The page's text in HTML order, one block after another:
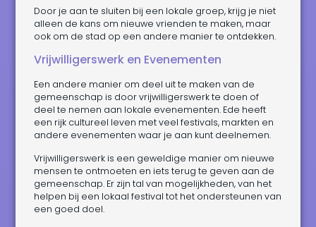
Door je aan te sluiten bij een lokale groep, krijg je niet
alleen de kans om nieuwe vrienden te maken, maar
ook om de stad op een andere manier te ontdekken.
Vrijwilligerswerk en Evenementen
Een andere manier om deel uit te maken van de
gemeenschap is door vrijwilligerswerk te doen of
deel te nemen aan lokale evenementen. Ede heeft
een rijk cultureel leven met veel festivals, markten en
andere evenementen waar je aan kunt deelnemen.
Vrijwilligerswerk is een geweldige manier om nieuwe
mensen te ontmoeten en iets terug te geven aan de
gemeenschap. Er zijn tal van mogelijkheden, van het
helpen bij een lokaal festival tot het ondersteunen van
een goed doel.